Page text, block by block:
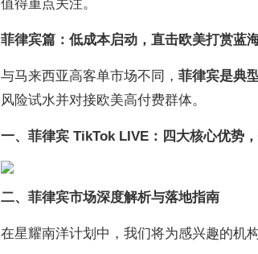
值得重点关注。
菲律宾篇：低成本启动，直击欧美打赏蓝
与马来西亚高客单市场不同， 菲律宾是典
风险试水并对接欧美高付费群体。
一、菲律宾 TikTok LIVE：四大核心优势
二、菲律宾市场深度解析与落地指南
在星耀南洋计划中，我们将为感兴趣的机